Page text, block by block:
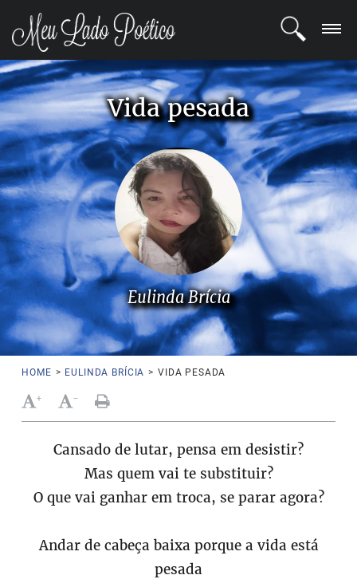
LOGIN
REGISTRO
POETAS
BLOG
COMUNIDADE
Vida pesada
Eulinda Brícia
HOME > EULINDA BRÍCIA > VIDA PESADA
+ -
Cansado de lutar, pensa em desistir?
Mas quem vai te substituir?
O que vai ganhar em troca, se parar agora?
Andar de cabeça baixa porque a vida está
pesada